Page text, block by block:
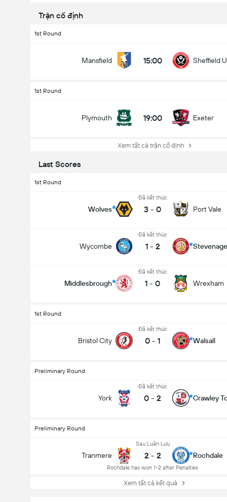
Trận cố định
1st Round
Mansfield 15:00 Sheffield
1st Round
Plymouth 19:00 Exeter
Xem tất cả trận cố định
Last Scores
1st Round
Wolves
Đã kết thúc
3 - 0 Port Vale
Wycombe
Đã kết thúc
1 - 2 Stevenage
Middlesbrough
Đã kết thúc
1 - 0 Wrexham
1st Round
Bristol City
Đã kết thúc
0 - 1 Walsall
Preliminary Round
York
Đã kết thúc
0 - 2 Crawley
Preliminary Round
Tranmere
Sau Luân Lưu
2 - 2
Rochdale has won 1-2 after Penalties
Rochdale
Xem tất cả kết quả